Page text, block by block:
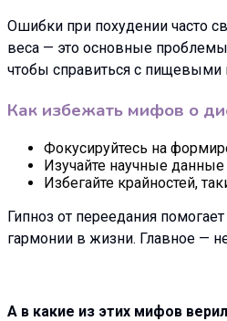
Ошибки при похудении часто
веса — это основные
чтобы справиться с пищевыми
Как избежать мифов о
Фокусируйтесь на
Изучайте научные
Избегайте крайностей,
Гипноз от переедания
гармонии в жизни. Главное —
А в какие из этих мифов